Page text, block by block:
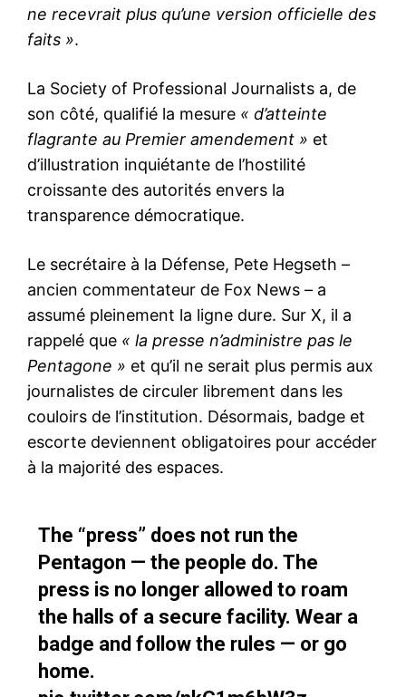
ne recevrait plus qu’une version officielle des
faits ».
La Society of Professional Journalists a, de
son côté, qualifié la mesure « d’atteinte
flagrante au Premier amendement » et
d’illustration inquiétante de l’hostilité
croissante des autorités envers la
transparence démocratique.
Le secrétaire à la Défense, Pete Hegseth –
ancien commentateur de Fox News – a
assumé pleinement la ligne dure. Sur X, il a
rappelé que « la presse n’administre pas le
Pentagone » et qu’il ne serait plus permis aux
journalistes de circuler librement dans les
couloirs de l’institution. Désormais, badge et
escorte deviennent obligatoires pour accéder
à la majorité des espaces.
The “press” does not run the
Pentagon — the people do. The
press is no longer allowed to roam
the halls of a secure facility. Wear a
badge and follow the rules — or go
home.